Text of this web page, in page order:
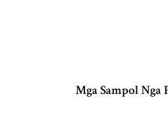
Mga Sampol Nga